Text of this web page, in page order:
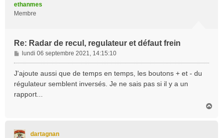
ethanmes
Membre
Re: Radar de recul, regulateur et défaut frein
M
e
s
a
g
lundi 06 septembre 2021, 14:15:10
J'ajoute aussi que de temps en temps, les boutons + et - du
régulateur semblent inversés. Je ne sais pas si il y a un
rapport...
dartagnan